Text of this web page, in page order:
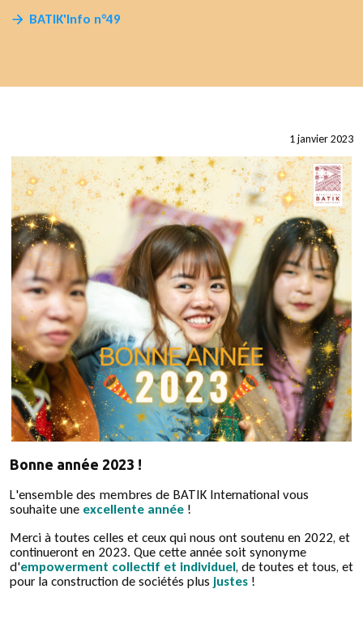
BATIK'Info n°49
1 janvier 2023
Bonne année 2023 !
L'ensemble des membres de BATIK International vous
souhaite une excellente année !
Merci à toutes celles et ceux qui nous ont soutenu en 2022, et
continueront en 2023. Que cette année soit synonyme
d'empowerment collectif et individuel, de toutes et tous, et
pour la construction de sociétés plusjustes !